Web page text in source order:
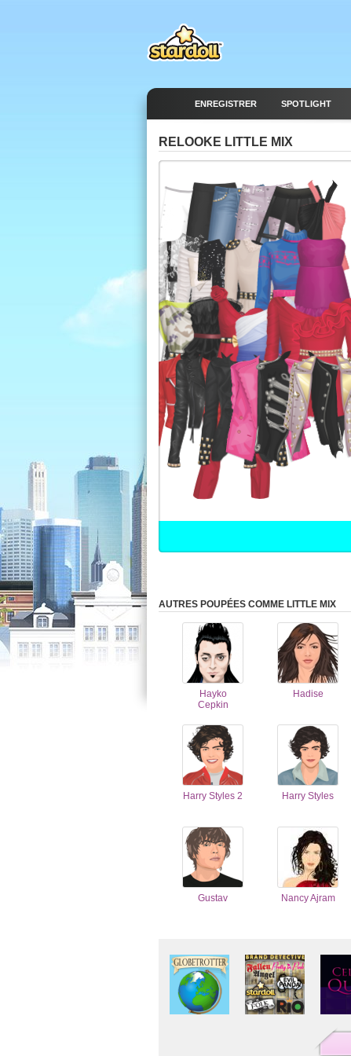
ENREGISTRER SPOTLIGHT
RELOOKE LITTLE MIX
AUTRES POUPÉES COMME LITTLE MIX
Hayko
Cepkin
Hadise
Harry Styles 2 Harry Styles
Gustav Nancy Ajram